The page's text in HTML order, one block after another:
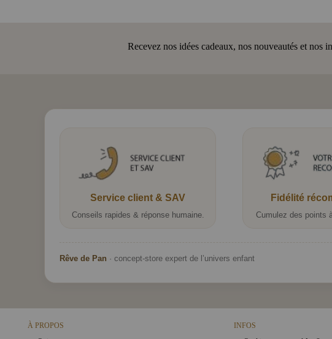
Recevez nos idées cadeaux, nos nouveautés et nos
Service client & SAV
Conseils rapides & réponse humaine.
Fidélité
Cumulez des points
Rêve de Pan · concept-store expert de l’univers enfant
À PROPOS
INFOS